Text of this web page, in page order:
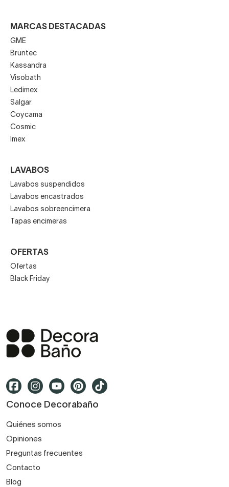
MARCAS DESTACADAS
GME
Bruntec
Kassandra
Visobath
Ledimex
Salgar
Coycama
Cosmic
Imex
LAVABOS
Lavabos suspendidos
Lavabos encastrados
Lavabos sobreencimera
Tapas encimeras
OFERTAS
Ofertas
Black Friday
Conoce Decorabaño
Quiénes somos
Opiniones
Preguntas frecuentes
Contacto
Blog